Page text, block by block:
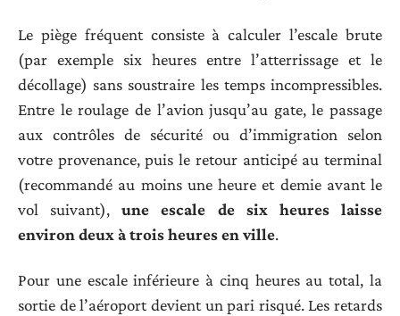
Le piège fréquent consiste à calculer l’escale brute
(par exemple six heures entre l’atterrissage et le
décollage) sans soustraire les temps incompressibles.
Entre le roulage de l’avion jusqu’au gate, le passage
aux contrôles de sécurité ou d’immigration selon
votre provenance, puis le retour anticipé au terminal
(recommandé au moins une heure et demie avant le
vol suivant),une escale de six heures laisse
environ deux à trois heures en ville.
Pour une escale inférieure à cinq heures au total, la
sortie de l’aéroport devient un pari risqué. Les retards